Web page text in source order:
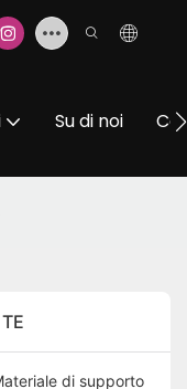
Su di noi
di supporto